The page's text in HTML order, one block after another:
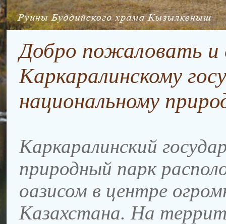
Добро пожаловать и
Каркаралинскому
национальному
Каркаралинский
природный парк
оазисом в центре
Казахстана. На